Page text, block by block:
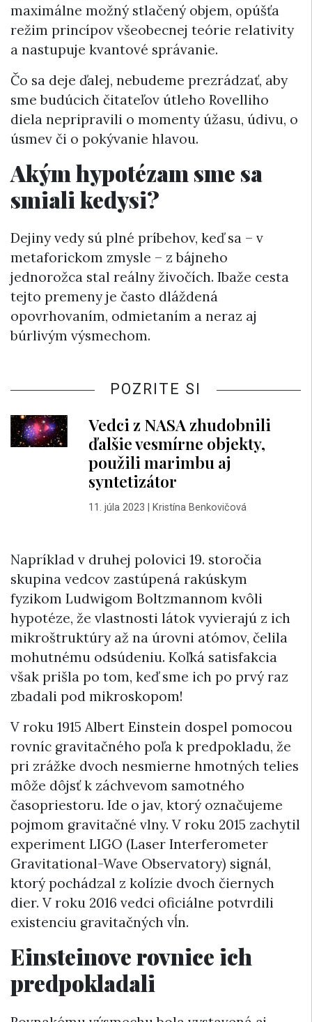
maximálne možný stlačený objem, opúšťa
režim princípov všeobecnej teórie relativity
a nastupuje kvantové správanie.
Čo sa deje ďalej, nebudeme prezrádzať, aby
sme budúcich čitateľov útleho Rovelliho
diela nepripravili o momenty úžasu, údivu, o
úsmev či o pokývanie hlavou.
Akým hypotézam sme sa
smiali kedysi?
Dejiny vedy sú plné príbehov, keď sa –⁠⁠⁠⁠⁠ v
metaforickom zmysle –⁠⁠⁠⁠⁠ z bájneho
jednorožca stal reálny živočích. Ibaže cesta
tejto premeny je často dláždená
opovrhovaním, odmietaním a neraz aj
búrlivým výsmechom.
POZRITE SI
Vedci z NASA zhudobnili
ďalšie vesmírne objekty,
použili marimbu aj
syntetizátor
11. júla 2023 Kristína Benkovičová
Napríklad v druhej polovici 19. storočia
skupina vedcov zastúpená rakúskym
fyzikom Ludwigom Boltzmannom kvôli
hypotéze, že vlastnosti látok vyvierajú z ich
mikroštruktúry až na úrovni atómov, čelila
mohutnému odsúdeniu. Koľká satisfakcia
však prišla po tom, keď sme ich po prvý raz
zbadali pod mikroskopom!
V roku 1915 Albert Einstein dospel pomocou
rovníc gravitačného poľa k predpokladu, že
pri zrážke dvoch nesmierne hmotných telies
môže dôjsť k záchvevom samotného
časopriestoru. Ide o jav, ktorý označujeme
pojmom gravitačné vlny. V roku 2015 zachytil
experiment LIGO (Laser Interferometer
Gravitational-Wave Observatory) signál,
ktorý pochádzal z kolízie dvoch čiernych
dier. V roku 2016 vedci oficiálne potvrdili
existenciu gravitačných vĺn.
Einsteinove rovnice ich
predpokladali